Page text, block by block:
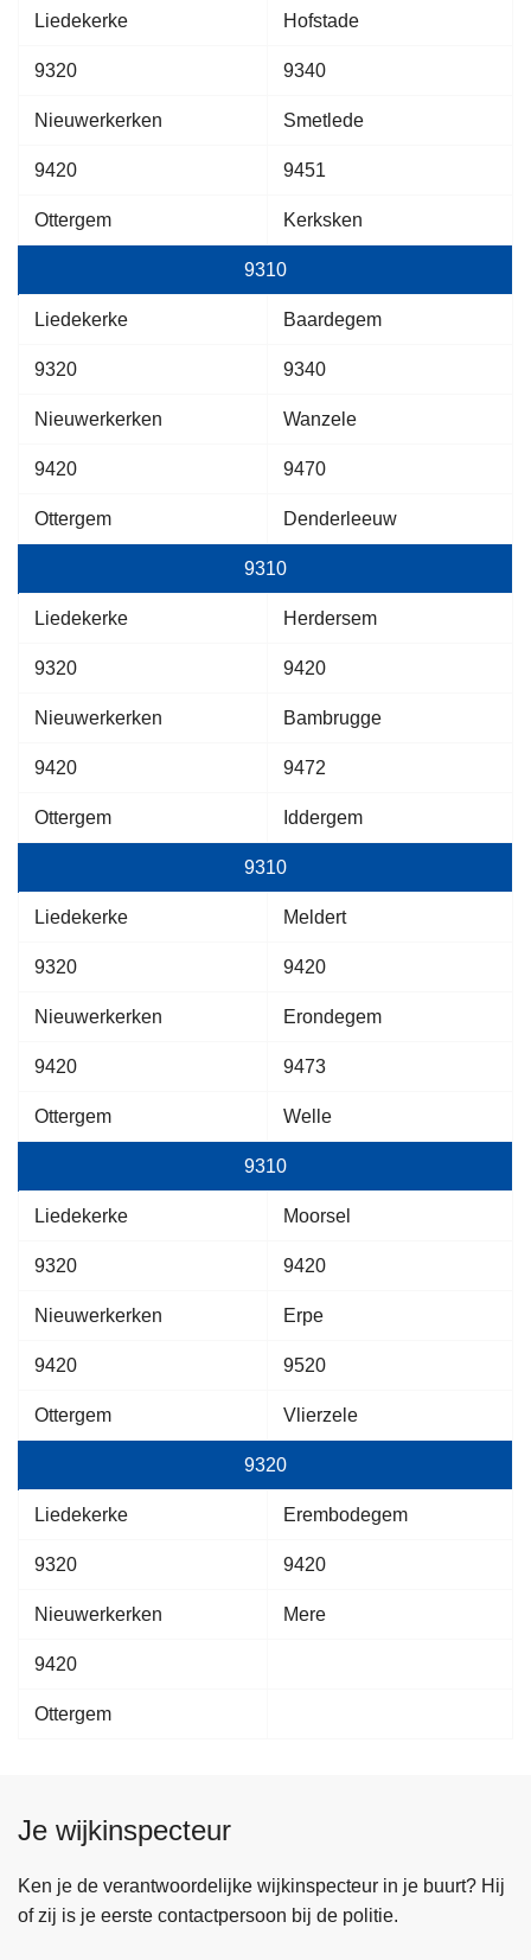
Liedekerke Hofstade
9320 9340
Nieuwerkerken Smetlede
9420 9451
Ottergem Kerksken
9310
Liedekerke Baardegem
9320 9340
Nieuwerkerken Wanzele
9420 9470
Ottergem Denderleeuw
9310
Liedekerke Herdersem
9320 9420
Nieuwerkerken Bambrugge
9420 9472
Ottergem Iddergem
9310
Liedekerke Meldert
9320 9420
Nieuwerkerken Erondegem
9420 9473
Ottergem Welle
9310
Liedekerke Moorsel
9320 9420
Nieuwerkerken Erpe
9420 9520
Ottergem Vlierzele
9320
Liedekerke Erembodegem
9320 9420
Nieuwerkerken Mere
9420
Ottergem
Je wijkinspecteur
Ken je de verantwoordelijke wijkinspecteur in je buurt? Hij
of zij is je eerste contactpersoon bij de politie.